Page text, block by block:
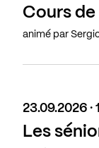
Cours de
animé par
23.09.2026 ·
Les